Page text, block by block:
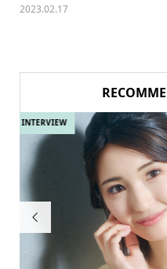
2023.02.17

INTERVIEW